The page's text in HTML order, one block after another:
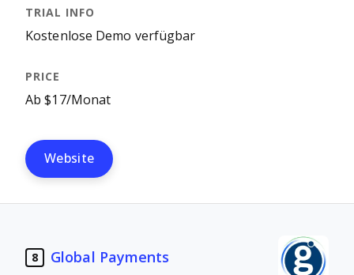
Kostenlose Demo verfügbar
Ab $17/Monat
Website
8 Global Payments